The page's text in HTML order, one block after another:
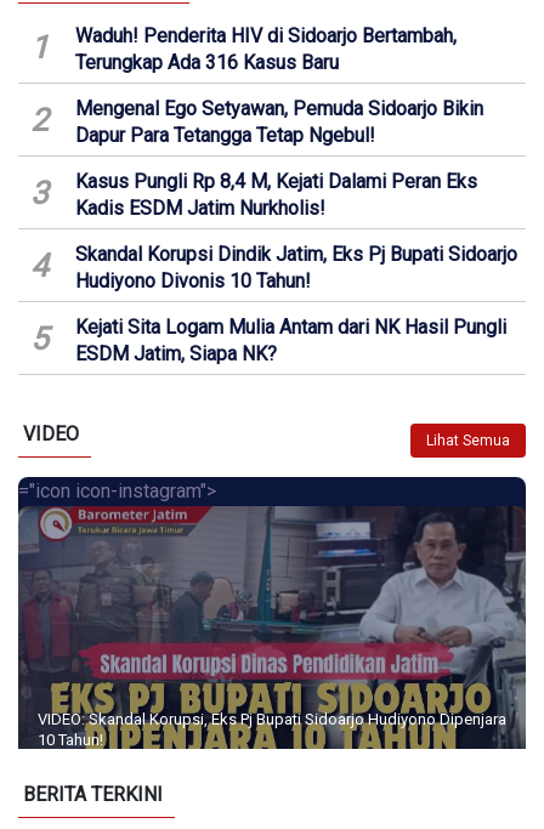
1
Waduh! Penderita HIV di Sidoarjo Bertambah,
Terungkap Ada 316 Kasus Baru
2
Mengenal Ego Setyawan, Pemuda Sidoarjo Bikin
Dapur Para Tetangga Tetap Ngebul!
3
Kasus Pungli Rp 8,4 M, Kejati Dalami Peran Eks
Kadis ESDM Jatim Nurkholis!
4
Skandal Korupsi Dindik Jatim, Eks Pj Bupati Sidoarjo
Hudiyono Divonis 10 Tahun!
5
Kejati Sita Logam Mulia Antam dari NK Hasil Pungli
ESDM Jatim, Siapa NK?
VIDEO Lihat Semua
="icon icon-instagram">
VIDEO: Skandal Korupsi, Eks Pj Bupati Sidoarjo Hudiyono Dipenjara
10 Tahun!
BERITA TERKINI